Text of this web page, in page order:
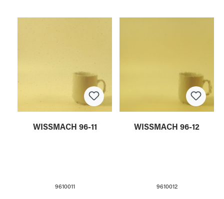
WISSMACH 96-11
9610011
WISSMACH 96-12
9610012